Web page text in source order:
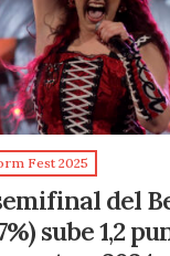
Fest 2025
del
sube 1,2